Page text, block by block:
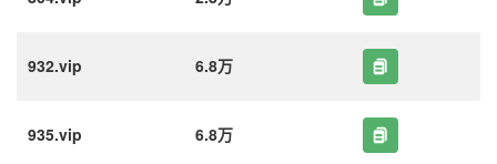
932.vip 6.8万
935.vip 6.8万